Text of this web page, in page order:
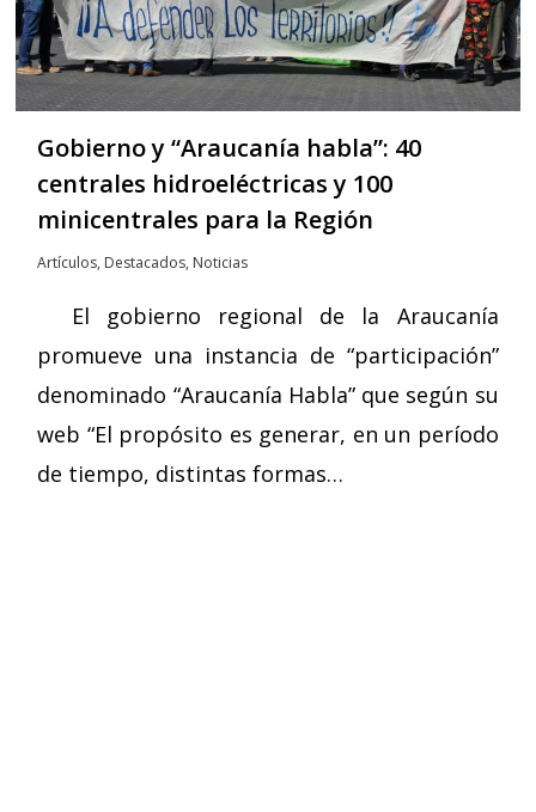
Gobierno y “Araucanía habla”: 40
centrales hidroeléctricas y 100
minicentrales para la Región
Artículos, Destacados, Noticias
El gobierno regional de la Araucanía
promueve una instancia de “participación”
denominado “Araucanía Habla” que según su
web “El propósito es generar, en un período
de tiempo, distintas formas…